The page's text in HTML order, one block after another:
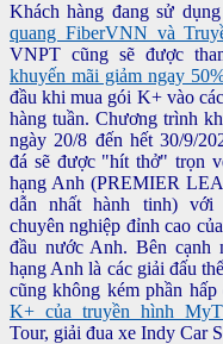
Khách hàng đang sử
quang FiberVNN và
VNPT cũng sẽ được
khuyến mãi giảm ngay
đầu khi mua gói K+ vào
hàng tuần. Chương trình
ngày 20/8 đến hết 30/9/
đá sẽ được "hít thở" trọn
hạng Anh (PREMIER
dẫn nhất hành tinh) với
chuyên nghiệp đỉnh cao
đầu nước Anh. Bên cạnh
hạng Anh là các giải đấu
cũng không kém phần
K+ của truyền hình
Tour, giải đua xe Indy Car